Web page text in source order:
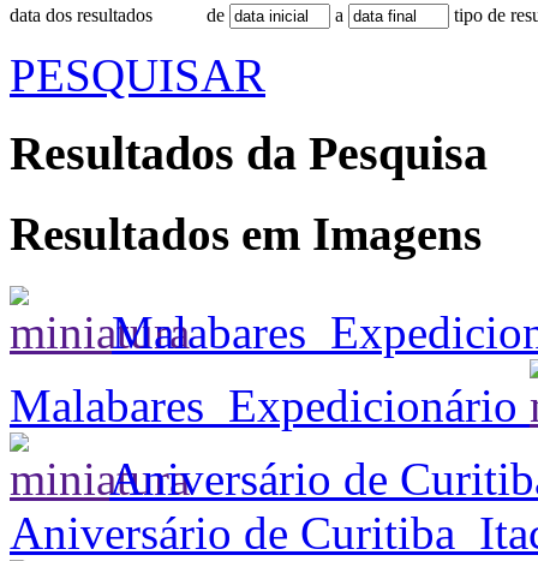
data dos resultados de a tipo de
PESQUISAR
Resultados da Pesquisa
Resultados em Imagens
Malabares_Expedicionário
Aniversário de
Aniversário de